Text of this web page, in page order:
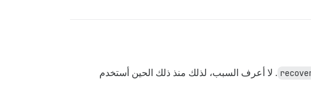
. لا أعرف السبب، لذلك منذ ذلك الحين أستخدم